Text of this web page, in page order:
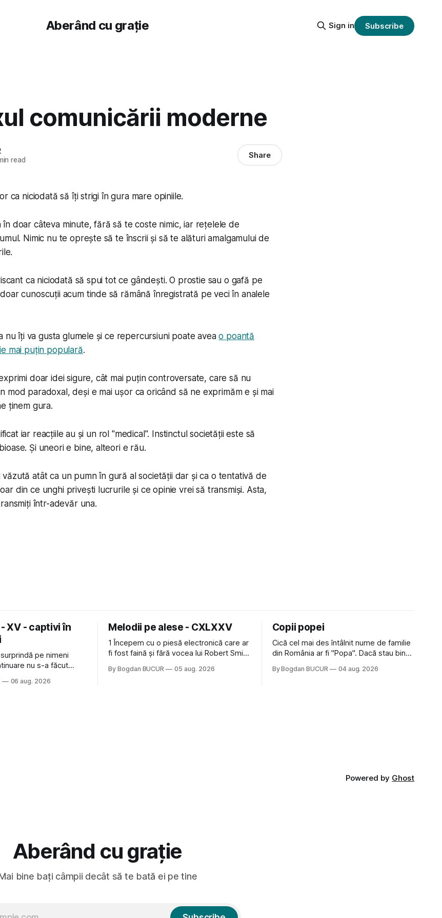
Aberând cu grație Sign in Subscribe
comunicării moderne
read Share
ca niciodată să îți strigi în gura mare opiniile.
doar câteva minute, fără să te coste nimic, iar rețelele de
Nimic nu te oprește să te înscrii și să te alături amalgamului de
ca niciodată să spui tot ce gândești. O prostie sau o gafă pe
cunoscuții acum tinde să rămână înregistrată pe veci în analele
nu îți va gusta glumele și ce repercursiuni poate aveao poantă
mai puțin populară.
doar idei sigure, cât mai puțin controversate, care să nu
mod paradoxal, deși e mai ușor ca oricând să ne exprimăm e și mai
ținem gura.
iar reacțiile au și un rol "medical". Instinctul societății este să
Și uneori e bine, alteori e rău.
atât ca un pumn în gură al societății dar și ca o tentativă de
din ce unghi privești lucrurile și ce opinie vrei să transmiși. Asta,
într-adevăr una.
XV - captivi în
pe nimeni
nu s-a făcut
potăile apărute acolo
06 aug. 2026
Melodii pe alese - CXLXXV
1 Începem cu o piesă electronică care ar
fi fost faină și fără vocea lui Robert Smith
Castles, o formație cu multe piese faine
By Bogdan BUCUR 05 aug. 2026
Copii popei
Cică cel mai des întâlnit nume de familie
din România ar fi "Popa". Dacă stau bine
colegi de școala Popa cam peste tot
By Bogdan BUCUR 04 aug. 2026
Powered by Ghost
Aberând cu grație
bine bați câmpii decât să te bată ei pe tine